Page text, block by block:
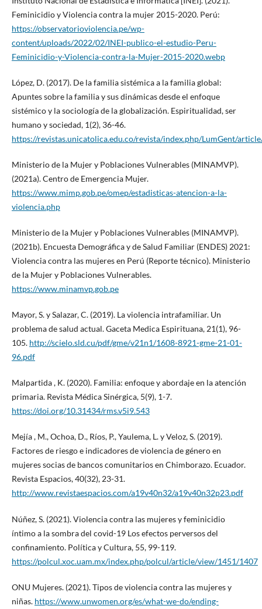
Feminicidio y Violencia contra la mujer 2015-2020. Perú:
https://observatorioviolencia.pe/wp-
content/uploads/2022/02/INEI-publico-el-estudio-Peru-
Feminicidio-y-Violencia-contra-la-Mujer-2015-2020.webp
López, D. (2017). De la familia sistémica a la familia global:
Apuntes sobre la familia y sus dinámicas desde el enfoque
sistémico y la sociología de la globalización. Espiritualidad, ser
humano y sociedad, 1(2), 36-46.
https://revistas.unicatolica.edu.co/revista/index.php/LumGent/
Ministerio de la Mujer y Poblaciones Vulnerables (MINAMVP).
(2021a). Centro de Emergencia Mujer.
https://www.mimp.gob.pe/omep/estadisticas-atencion-a-la-
violencia.php
Ministerio de la Mujer y Poblaciones Vulnerables (MINAMVP).
(2021b). Encuesta Demográfica y de Salud Familiar (ENDES) 2021:
Violencia contra las mujeres en Perú (Reporte técnico). Ministerio
de la Mujer y Poblaciones Vulnerables.
https://www.minamvp.gob.pe
Mayor, S. y Salazar, C. (2019). La violencia intrafamiliar. Un
problema de salud actual. Gaceta Medica Espirituana, 21(1), 96-
105. http://scielo.sld.cu/pdf/gme/v21n1/1608-8921-gme-21-01-
96.pdf
Malpartida , K. (2020). Familia: enfoque y abordaje en la atención
primaria. Revista Médica Sinérgica, 5(9), 1-7.
https://doi.org/10.31434/rms.v5i9.543
Mejía , M., Ochoa, D., Ríos, P., Yaulema, L. y Veloz, S. (2019).
Factores de riesgo e indicadores de violencia de género en
mujeres socias de bancos comunitarios en Chimborazo. Ecuador.
Revista Espacios, 40(32), 23-31.
http://www.revistaespacios.com/a19v40n32/a19v40n32p23.pdf
Núñez, S. (2021). Violencia contra las mujeres y feminicidio
íntimo a la sombra del covid-19 Los efectos perversos del
confinamiento. Política y Cultura, 55, 99-119.
https://polcul.xoc.uam.mx/index.php/polcul/article/view/1451/1407
ONU Mujeres. (2021). Tipos de violencia contra las mujeres y
niñas. https://www.unwomen.org/es/what-we-do/ending-